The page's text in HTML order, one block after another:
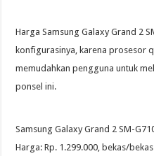
Harga Samsung Galaxy Grand 2
konfigurasinya, karena prosesor
memudahkan pengguna untuk
ponsel ini.
Samsung Galaxy Grand 2 SM-
Harga: Rp. 1.299.000, bekas/